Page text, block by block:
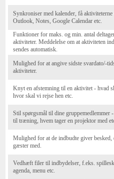
Synkroniser med kalender, få aktiviteterne
Outlook, Notes, Google Calendar etc.
Funktioner for maks. og min. antal
aktiviteter. Meddelelse om at aktiviteten
sendes automatisk.
Mulighed for at angive sidste svardato/-
aktiviteter.
Knyt en afstemning til en aktivitet - hvad
hvor skal vi rejse hen etc.
Stil spørgsmål til dine gruppemedlemmer
til træning, hvem tager en projektor med
Mulighed for at de indbudte giver besked,
gæster med.
Vedhæft filer til indbydelser, f.eks.
agenda, menu etc.